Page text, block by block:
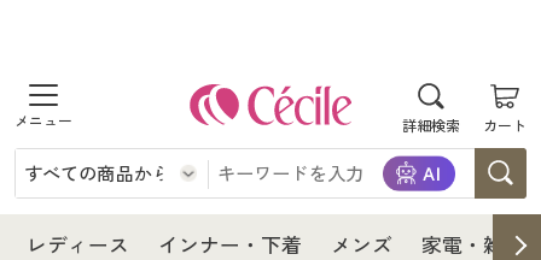
詳細検索 カート
商品を探す
レディース
インナー・下着
レディース インナー・下着 メンズ 家電・雑貨
レディース
レディース通販すべて
レディースファッション
インナー・下着
インナー・下着通販すべて
メンズ